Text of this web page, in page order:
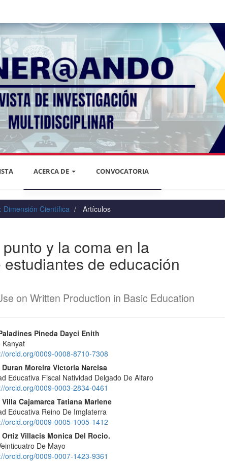
ACERCA DE
DECLARACIÓN DE PRIVACIDAD
EQUIPO EDITORIAL
¿CÓMO REGISTRARSE?
CONTACTO
ENVÍOS
REGISTRARSE
ENTRAR
CONVOCATORIA
Dimensión Científica Artículos
y la coma en la
de educación
on Written Production in Basic Education
Pineda Dayci Enith
Kanyat
orcid.org/0009-0008-8710-7308
Duran Moreira Victoria Narcisa
Educativa Fiscal Natividad Delgado De Alfaro
orcid.org/0009-0003-2834-0461
Villa Cajamarca Tatiana Marlene
Educativa Reino De Imglaterra
orcid.org/0009-0005-1005-1412
Ortiz Villacis Monica Del Rocio.
De Mayo
orcid.org/0009-0007-1423-9361